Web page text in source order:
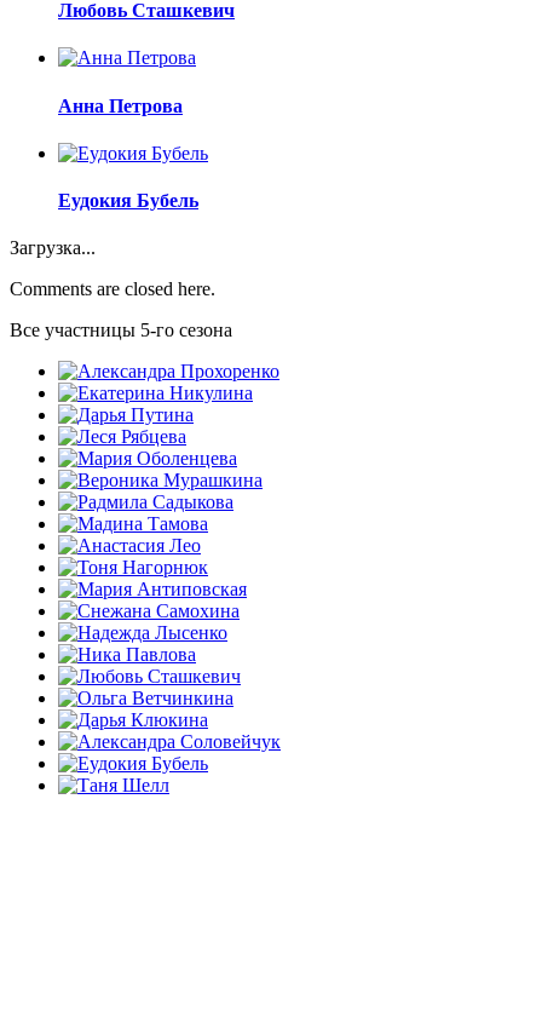
Любовь Сташкевич
Анна Петрова
Еудокия Бубель
Загрузка...
Comments are closed here.
Все участницы 5-го сезона